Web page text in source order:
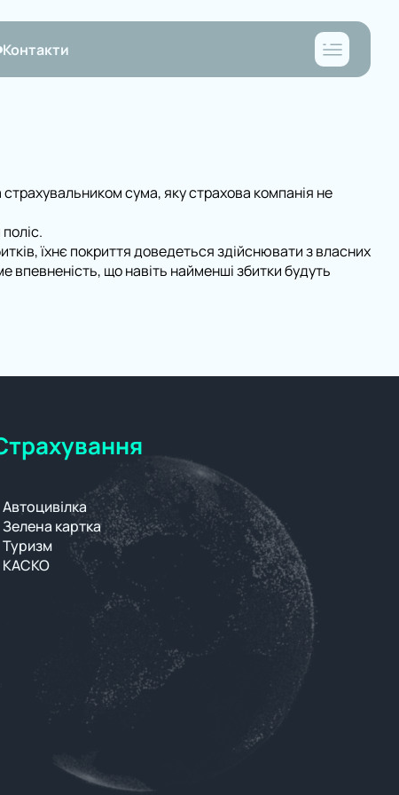
Контакти
сума, яку страхова компанія не
їхнє покриття доведеться здійснювати з власних
що навіть найменші збитки будуть
Автоцивілка
Зелена картка
Туризм
КАСКО